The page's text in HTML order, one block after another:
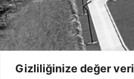
Gizliliğinize değer
E-dilekçe Formu